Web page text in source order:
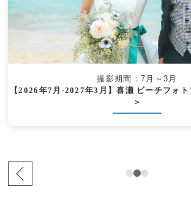
撮影期間：7月～3月
【2026年7月-2027年3月】喜瀬 ビーチフォ
＞